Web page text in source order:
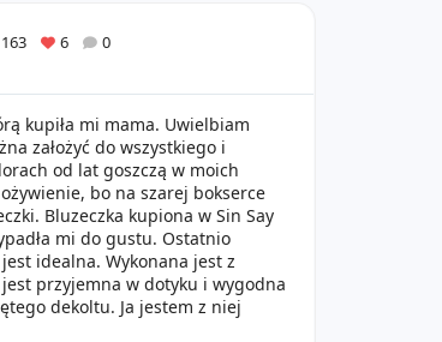
163 6 0
kupiła mi mama. Uwielbiam
założyć do wszystkiego i
od lat goszczą w moich
bo na szarej bokserce
Bluzeczka kupiona w Sin Say
mi do gustu. Ostatnio
idealna. Wykonana jest z
przyjemna w dotyku i wygodna
dekoltu. Ja jestem z niej